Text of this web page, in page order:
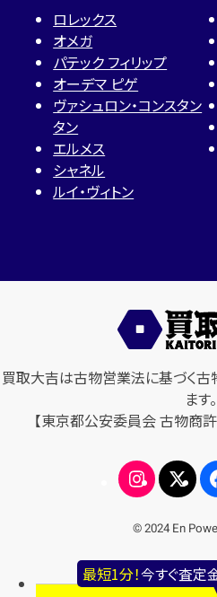
最短1分！今すぐ査定
ロレックス
オメガ
パテック フィリップ
オーデマ ピゲ
ヴァシュロン・コンスタン
タン
エルメス
シャネル
ルイ・ヴィトン
買取大吉は古物営業法に基づく古
ます。
【東京都公安委員会 古物商
© 2024 En